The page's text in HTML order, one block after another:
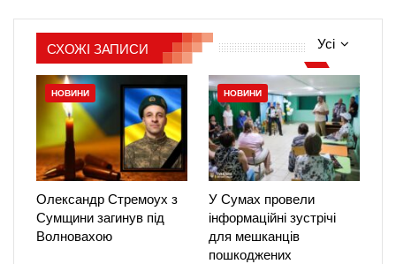
Усі
СХОЖІ ЗАПИСИ
НОВИНИ
Олександр Стремоух з
Сумщини загинув під
Волновахою
НОВИНИ
У Сумах провели
інформаційні зустрічі
для мешканців
пошкоджених